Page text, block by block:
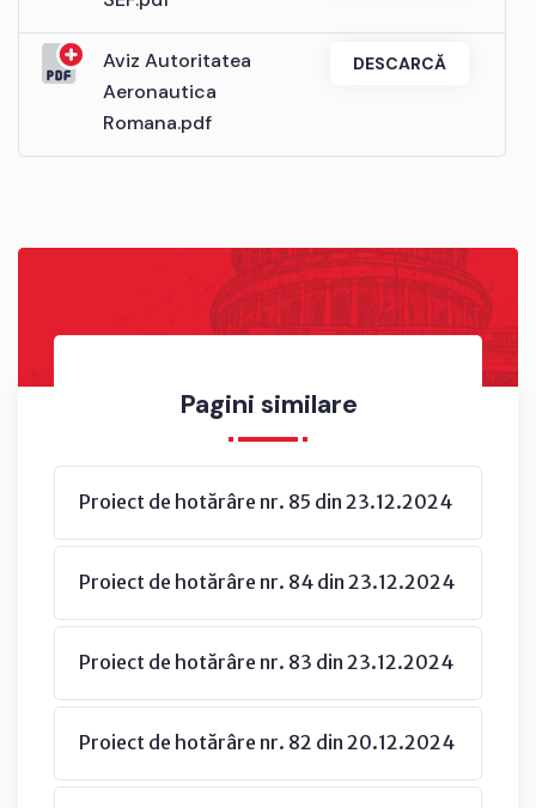
Pagini similare
Proiect de hotărâre nr. 85 din 23.12.2024
Proiect de hotărâre nr. 84 din 23.12.2024
Proiect de hotărâre nr. 83 din 23.12.2024
Proiect de hotărâre nr. 82 din 20.12.2024
Aviz Autoritatea
Aeronautica
Romana.pdf
DESCARCĂ